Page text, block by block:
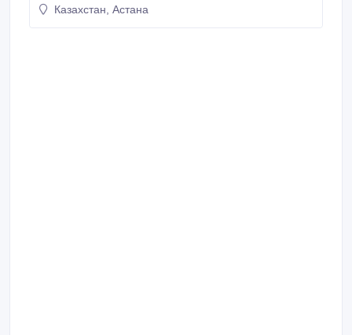
Казахстан, Астана